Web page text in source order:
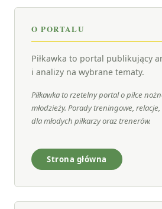
O PORTALU
Piłkawka to portal publikujący
i analizy na wybrane tematy.
Piłkawka to rzetelny portal o piłce
młodzieży. Porady treningowe,
dla młodych piłkarzy oraz trenerów.
Strona główna